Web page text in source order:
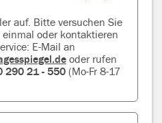
auf. Bitte versuchen Sie
einmal oder kontaktieren
E-Mail an
oder rufen
290 21 - 550 (Mo-Fr 8-17